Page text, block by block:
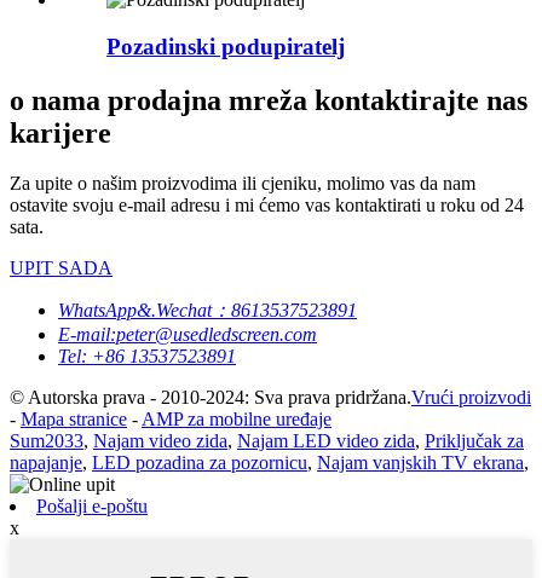
Pozadinski podupiratelj
o nama prodajna mreža kontaktirajte nas
karijere
Za upite o našim proizvodima ili cjeniku, molimo vas da nam
ostavite svoju e-mail adresu i mi ćemo vas kontaktirati u roku od 24
sata.
UPIT SADA
WhatsApp&.Wechat：8613537523891
E-mail:peter@usedledscreen.com
Tel: +86 13537523891
© Autorska prava - 2010-2024: Sva prava pridržana.Vrući proizvodi
- Mapa stranice -AMP za mobilne uređaje
Sum2033, Najam video zida, Najam LED video zida, Priključak za
napajanje, LED pozadina za pozornicu, Najam vanjskih TV ekrana,
Pošalji e-poštu
x